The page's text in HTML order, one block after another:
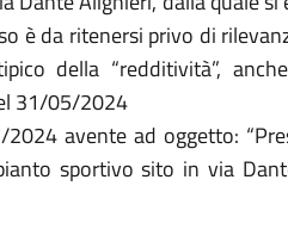
è da ritenersi privo di
della “redditività”,
31/05/2024
avente ad oggetto:
sportivo sito in via